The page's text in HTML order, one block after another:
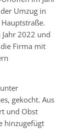
Umzug in
2022 und
Firma mit
gekocht. Aus
und Obst
hinzugefügt